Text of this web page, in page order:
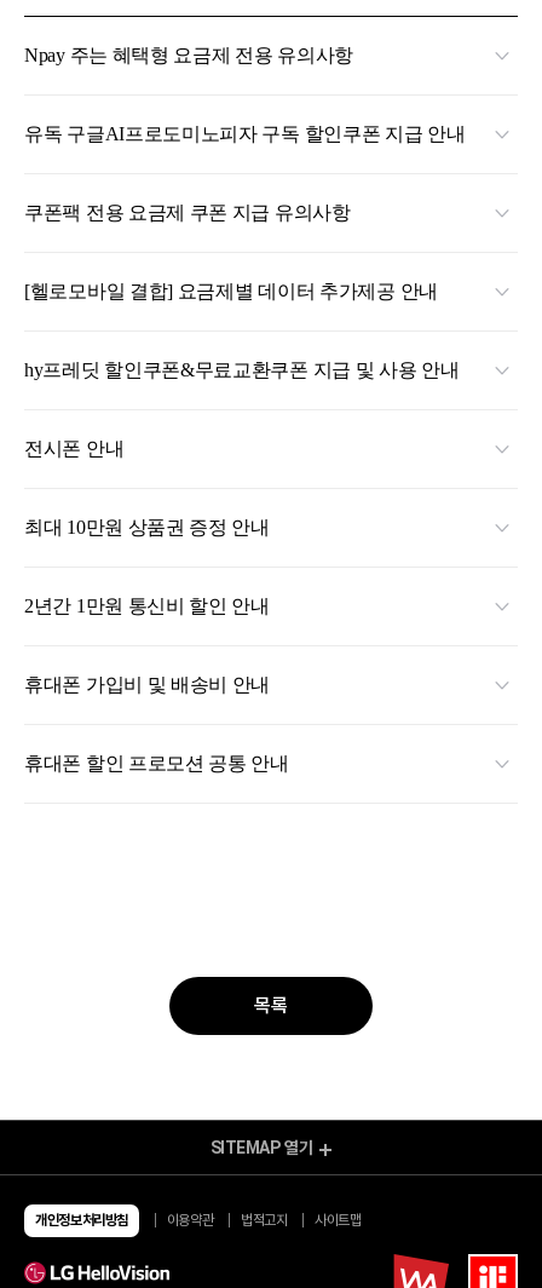
Npay 주는 혜택형 요금제 전용 유의사항
유독 구글AI프로도미노피자 구독 할인쿠폰 지급 안내
쿠폰팩 전용 요금제 쿠폰 지급 유의사항
[헬로모바일 결합] 요금제별 데이터 추가제공 안내
hy프레딧 할인쿠폰&무료교환쿠폰 지급 및 사용 안내
전시폰 안내
최대 10만원 상품권 증정 안내
2년간 1만원 통신비 할인 안내
휴대폰 가입비 및 배송비 안내
휴대폰 할인 프로모션 공통 안내
목록
알뜰요금제
유심/eSIM 요금제
유심구매
번개배송
알뜰인터넷
SITEMAP 열기
개인정보처리방침 이용약관 법적고지 사이트맵